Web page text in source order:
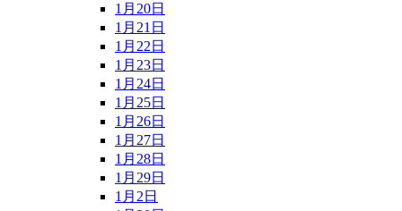
1月20日
1月21日
1月22日
1月23日
1月24日
1月25日
1月26日
1月27日
1月28日
1月29日
1月2日